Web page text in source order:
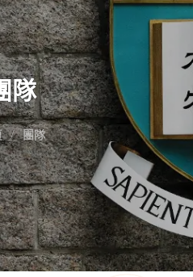
隊
團隊